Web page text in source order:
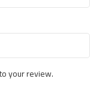
your review.